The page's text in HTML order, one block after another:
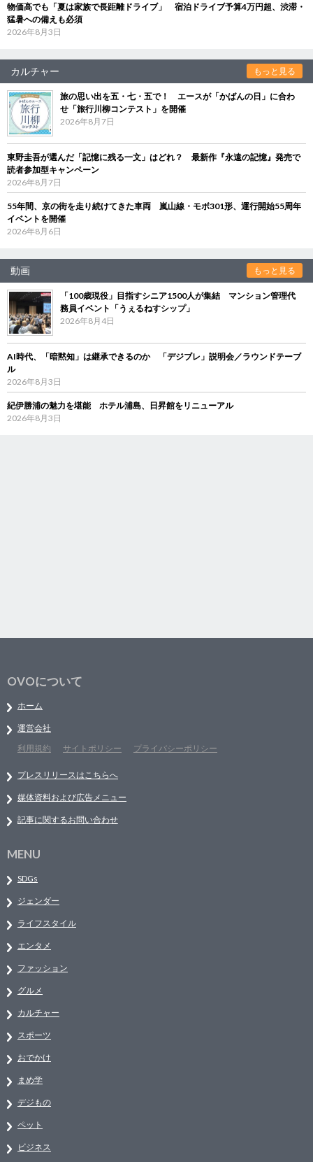
物価高でも「夏は家族で長距離ドライブ」 宿泊ドライブ予算4万円超、渋滞・
猛暑への備えも必須
2026年8月3日
カルチャー もっと見る
旅の思い出を五・七・五で！ エースが「かばんの日」に合わ
せ「旅行川柳コンテスト」を開催
2026年8月7日
東野圭吾が選んだ「記憶に残る一文」はどれ？ 最新作『永遠の記憶』発売で
読者参加型キャンペーン
2026年8月7日
55年間、京の街を走り続けてきた車両 嵐山線・モボ301形、運行開始55周年
イベントを開催
2026年8月6日
動画 もっと見る
「100歳現役」目指すシニア1500人が集結 マンション管理代
務員イベント「うぇるねすシップ」
2026年8月4日
AI時代、「暗黙知」は継承できるのか 「デジブレ」説明会／ラウンドテーブ
ル
2026年8月3日
紀伊勝浦の魅力を堪能 ホテル浦島、日昇館をリニューアル
2026年8月3日
OVOについて
ホーム
運営会社
利用規約
サイトポリシー プライバシーポリシー
プレスリリースはこちらへ
媒体資料および広告メニュー
記事に関するお問い合わせ
MENU
SDGs
ジェンダー
ライフスタイル
エンタメ
ファッション
グルメ
カルチャー
スポーツ
おでかけ
まめ学
デジもの
ペット
ビジネス